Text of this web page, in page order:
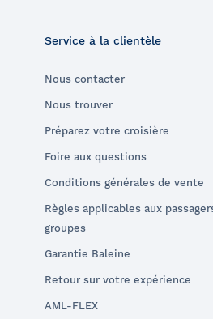
Service à la clientèle
Nous contacter
Nous trouver
Préparez votre croisière
Foire aux questions
Conditions générales de vente
Règles applicables aux
groupes
Garantie Baleine
Retour sur votre expérience
AML-FLEX